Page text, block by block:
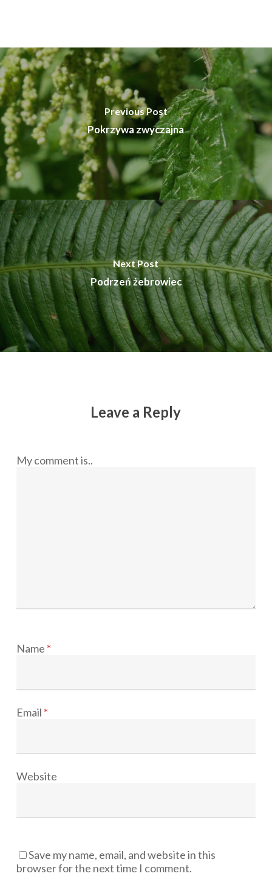
Previous Post
Pokrzywa zwyczajna
Next Post
Podrzeń żebrowiec
Leave a Reply
My comment is..
Name *
Email *
Website
Save my name, email, and website in this
browser for the next time I comment.